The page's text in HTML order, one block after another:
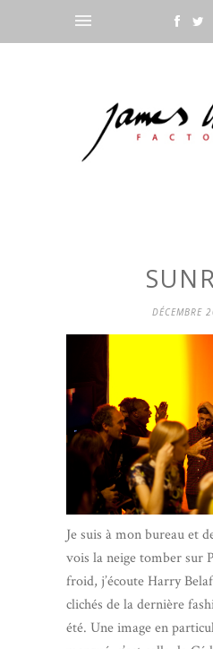
DÉCEMBRE
Je suis à mon bureau et
vois la neige tomber sur
froid, j’écoute Harry
clichés de la dernière
été. Une image en